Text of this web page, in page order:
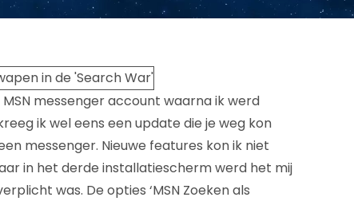
messenger account waarna ik werd
ik wel eens een update die je weg kon
messenger. Nieuwe features kon ik niet
in het derde installatiescherm werd het mij
was. De opties ‘MSN Zoeken als